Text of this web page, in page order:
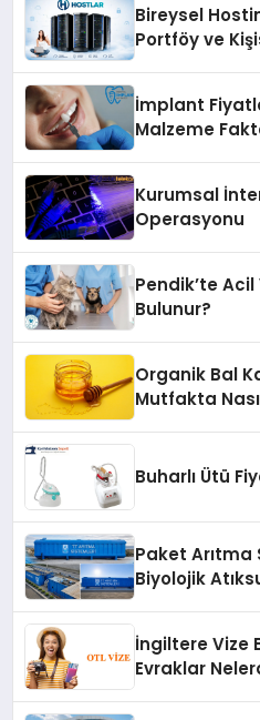
Bireysel
Portföy ve
İmplant
Malzeme
Kurumsal
Operasyonu
Pendik’te
Bulunur?
Organik Bal
Mutfakta
Buharlı Ütü
Paket
Biyolojik
İngiltere Vize
Evraklar